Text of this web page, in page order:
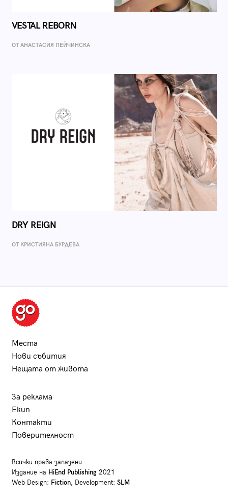
VESTAL REBORN
ОТ AНАСТАСИЯ ПЕЙЧИНСКА
DRY REIGN
ОТ КРИСТИЯНА БУРДЕВА
Места
Нови събития
Нещата от живота
За реклама
Екип
Контакти
Поверителност
Всички права запазени.
Издание на HiEnd Publishing2021
Web Design: Fiction, Development: SLM